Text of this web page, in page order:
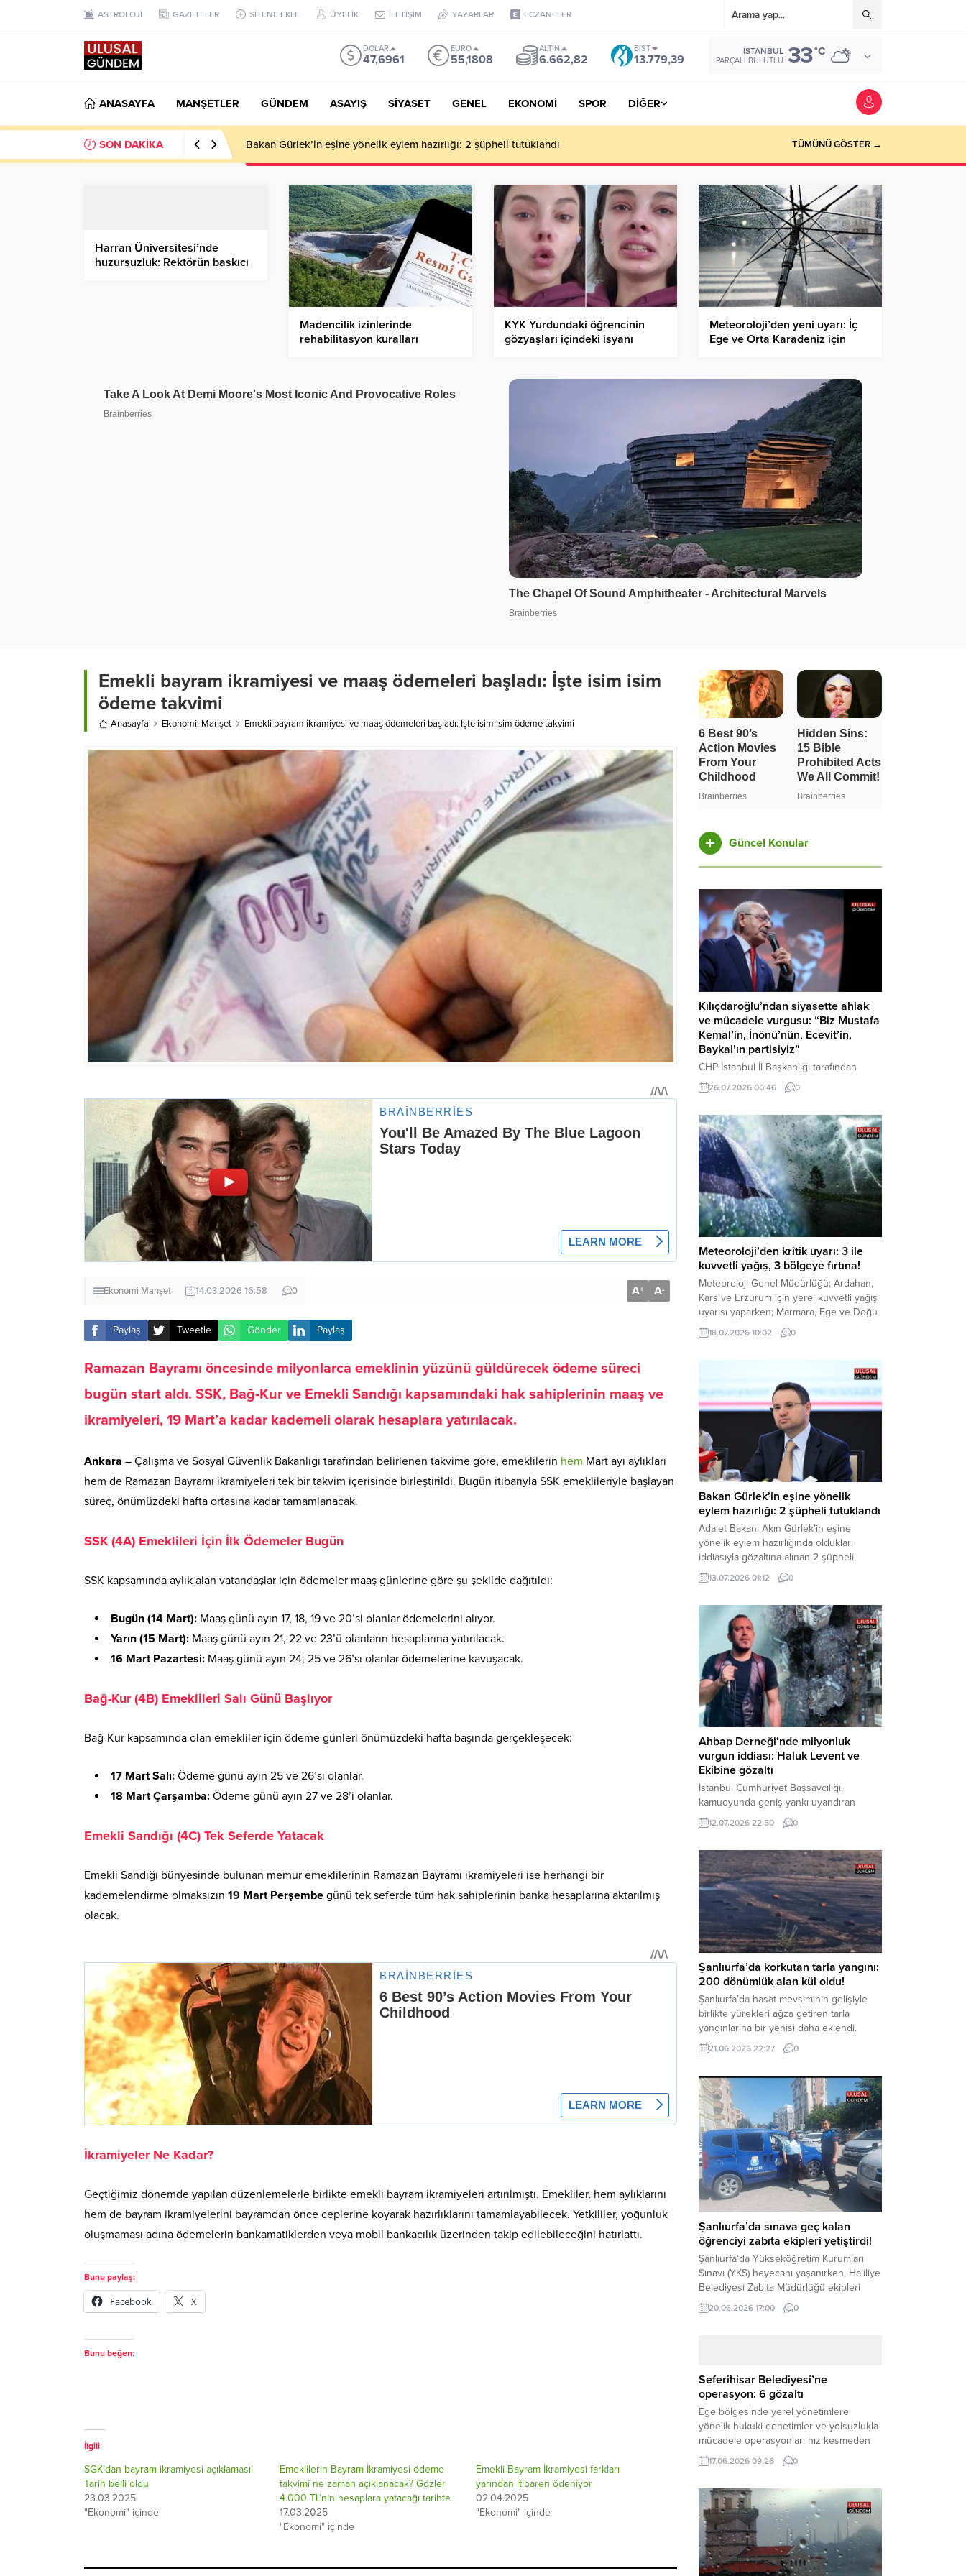
ASTROLOJİ GAZETELER SİTENE EKLE ÜYELİK İLETİŞİM YAZARLAR ECZANELER
DOLAR
47,6961
EURO
55,1808
ALTIN
6.662,82
BIST
13.779,39
İSTANBUL
PARÇALI BULUTLU 33°C
ANASAYFA MANŞETLER GÜNDEM ASAYIŞ SİYASET GENEL EKONOMİ SPOR DİĞER
SON DAKİKA Ahbap Derneği’nde milyonluk vurgun iddiası: Haluk Levent ve Ekibine gözaltı TÜMÜNÜ GÖSTER →
Harran Üniversitesi’nde
huzursuzluk: Rektörün baskıcı
Madencilik izinlerinde
rehabilitasyon kuralları
KYK Yurdundaki öğrencinin
gözyaşları içindeki isyanı
Meteoroloji’den yeni uyarı: İç
Ege ve Orta Karadeniz için
Emekli bayram ikramiyesi ve maaş ödemeleri başladı: İşte isim isim
ödeme takvimi
Anasayfa Ekonomi, Manşet Emekli bayram ikramiyesi ve maaş ödemeleri başladı: İşte isim isim ödeme takvimi
Ekonomi Manşet 14.03.2026 16:58 0 A+ A-
Paylaş Tweetle Gönder Paylaş
Ramazan Bayramı öncesinde milyonlarca emeklinin yüzünü güldürecek ödeme süreci
bugün start aldı. SSK, Bağ-Kur ve Emekli Sandığı kapsamındaki hak sahiplerinin maaş ve
ikramiyeleri, 19 Mart’a kadar kademeli olarak hesaplara yatırılacak.
Ankara – Çalışma ve Sosyal Güvenlik Bakanlığı tarafından belirlenen takvime göre, emeklilerin hem Mart ayı aylıkları
hem de Ramazan Bayramı ikramiyeleri tek bir takvim içerisinde birleştirildi. Bugün itibarıyla SSK emeklileriyle başlayan
süreç, önümüzdeki hafta ortasına kadar tamamlanacak.
SSK (4A) Emeklileri İçin İlk Ödemeler Bugün
SSK kapsamında aylık alan vatandaşlar için ödemeler maaş günlerine göre şu şekilde dağıtıldı:
Bugün (14 Mart): Maaş günü ayın 17, 18, 19 ve 20’si olanlar ödemelerini alıyor.
Yarın (15 Mart): Maaş günü ayın 21, 22 ve 23’ü olanların hesaplarına yatırılacak.
16 Mart Pazartesi: Maaş günü ayın 24, 25 ve 26’sı olanlar ödemelerine kavuşacak.
Bağ-Kur (4B) Emeklileri Salı Günü Başlıyor
Bağ-Kur kapsamında olan emekliler için ödeme günleri önümüzdeki hafta başında gerçekleşecek:
17 Mart Salı: Ödeme günü ayın 25 ve 26’sı olanlar.
18 Mart Çarşamba: Ödeme günü ayın 27 ve 28’i olanlar.
Emekli Sandığı (4C) Tek Seferde Yatacak
Emekli Sandığı bünyesinde bulunan memur emeklilerinin Ramazan Bayramı ikramiyeleri ise herhangi bir
kademelendirme olmaksızın 19 Mart Perşembe günü tek seferde tüm hak sahiplerinin banka hesaplarına aktarılmış
olacak.
İkramiyeler Ne Kadar?
Geçtiğimiz dönemde yapılan düzenlemelerle birlikte emekli bayram ikramiyeleri artırılmıştı. Emekliler, hem aylıklarını
hem de bayram ikramiyelerini bayramdan önce ceplerine koyarak hazırlıklarını tamamlayabilecek. Yetkililer, yoğunluk
oluşmaması adına ödemelerin bankamatiklerden veya mobil bankacılık üzerinden takip edilebileceğini hatırlattı.
Bunu paylaş:
Facebook X
Bunu beğen:
İlgili
SGK’dan bayram ikramiyesi açıklaması!
Tarih belli oldu
23.03.2025
"Ekonomi" içinde
Emeklilerin Bayram İkramiyesi ödeme
takvimi ne zaman açıklanacak? Gözler
4.000 TL’nin hesaplara yatacağı tarihte
17.03.2025
"Ekonomi" içinde
Emekli Bayram İkramiyesi farkları
yarından itibaren ödeniyor
02.04.2025
"Ekonomi" içinde
Güncel Konular
Kılıçdaroğlu’ndan siyasette ahlak
ve mücadele vurgusu: “Biz Mustafa
Kemal’in, İnönü’nün, Ecevit’in,
Baykal’ın partisiyiz”
CHP İstanbul İl Başkanlığı tarafından
düzenlenen Üye Katılım Töreni’nde
konuşan Kemal Kılıçdaroğlu; partinin
beşli çetelerle mücadeleden Aile
Destekleri Sigortası’na kadar birçok kritik
konuda sert ve net mesajlar verdi. Haber
Merkezi – CHP Genel Başkanı Kemal
Kılıçdaroğlu, Rauf Denktaş Kültür
Merkezi’nde gerçekleştirilen ve yeni
üyelere rozetlerinin takıldığı...
26.07.2026 00:46 0
Meteoroloji’den kritik uyarı: 3 ile
kuvvetli yağış, 3 bölgeye fırtına!
Meteoroloji Genel Müdürlüğü; Ardahan,
Kars ve Erzurum için yerel kuvvetli yağış
uyarısı yaparken; Marmara, Ege ve Doğu
Anadolu’nun belirli kesimlerinde ise
saatte 60 kilometre hıza ulaşabilecek
tedbirli olmaya çağırdı. Haber Merkezi –
Çevre, Şehircilik ve İklim Değişikliği
Bakanlığı Meteoroloji Genel Müdürlüğü,
ülke genelini kapsayan son hava...
18.07.2026 10:02 0
Bakan Gürlek’in eşine yönelik
eylem hazırlığı: 2 şüpheli tutuklandı
Adalet Bakanı Akın Gürlek’in eşine
yönelik eylem hazırlığında oldukları
iddiasıyla gözaltına alınan 2 şüpheli,
çıkarıldıkları mahkemece tutuklanarak
cezaevine gönderildi. Haber Merkezi –
tarafından yürütülen geniş kapsamlı
soruşturma çerçevesinde gözaltına
alınan şüphelilerin emniyetteki işlemleri
tamamlandı. Güvenlik birimlerindeki
sorgularının ardından yoğun güvenlik
önlemleri altında adliyeye sevk edilen
U.Y. ve...
13.07.2026 01:12 0
Ahbap Derneği’nde milyonluk
vurgun iddiası: Haluk Levent ve
Ekibine gözaltı
İstanbul Cumhuriyet Başsavcılığı,
kamuoyunda geniş yankı uyandıran
Ahbap Derneği’ne yönelik kapsamlı bir
soruşturma başlattığını ve Dernek
şüphelilerin gözaltına alındığını açıkladı.
Yürütülen tahkikatın “Dernekler
Kanunu’na muhalefet”, “suçtan
kaynaklanan mal varlığı değerlerini
aklama” ve “örgüt” suçlamaları
kapsamında derinleştirildiği bildirildi.
Haber Merkezi – Soruşturmanın
odağında, özellikle 6 Şubat...
12.07.2026 22:50 0
Şanlıurfa’da korkutan tarla yangını:
200 dönümlük alan kül oldu!
Şanlıurfa’da hasat mevsiminin gelişiyle
birlikte yürekleri ağza getiren tarla
yangınlarına bir yenisi daha eklendi.
Hilvan ilçesinde çıkan yangında, 50
dönümü biçilmemiş buğday olmak üzere
teslim olarak küle döndü. Haber Merkezi
– Yangın, Şanlıurfa’nın Hilvan ilçesine
bağlı Agilmuz köyünde meydana geldi.
Edinilen bilgilere göre, henüz
belirlenemeyen...
21.06.2026 22:27 0
Şanlıurfa’da sınava geç kalan
öğrenciyi zabıta ekipleri yetiştirdi!
Şanlıurfa’da Yükseköğretim Kurumları
Sınavı (YKS) heyecanı yaşanırken, Haliliye
Belediyesi Zabıta Müdürlüğü ekipleri
geleceğini belirleyecek sınava geç kalma
tehlikesiyle karşı karşıya kalan bir
yolunu tutan binlerce aday arasında,
sınav yerine zamanında ulaşamayan bir
öğrenci büyük bir panik yaşadı....
20.06.2026 17:00 0
Seferihisar Belediyesi’ne
operasyon: 6 gözaltı
Ege bölgesinde yerel yönetimlere
yönelik hukuki denetimler ve yolsuzlukla
mücadele operasyonları hız kesmeden
devam ediyor. İzmir’in turistik ilçelerinden
Seferihisar Belediyesi, sabah saatlerinde
operasyonuyla sarsıldı. Haber Merkezi –
İzmir Cumhuriyet Başsavcılığı
koordinesinde yürütülen geniş kapsamlı
yolsuzluk ve mali suçlar soruşturması
kapsamında düğmeye basıldı. Edinilen ilk
bilgilere göre,...
17.06.2026 09:26 0